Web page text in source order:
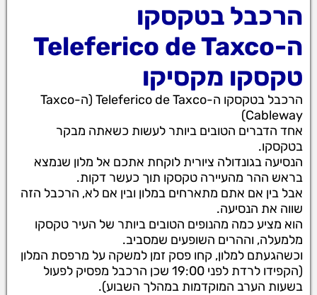
הרכבל בטקסקו
ה-Teleferico de Taxco
טקסקו מקסיקו
הרכבל בטקסקו ה-Teleferico de Taxco (ה-Taxco
Cableway)
אחד הדברים הטובים ביותר לעשות כשאתה מבקר
בטקסקו.
הנסיעה בגונדולה ציורית לוקחת אתכם אל מלון שנמצא
בראש ההר מהעיירה טקסקו תוך כעשר דקות.
אבל בין אם אתם מתארחים במלון ובין אם לא, הרכבל הזה
שווה את הנסיעה.
הוא מציע כמה מהנופים הטובים ביותר של העיר טקסקו
מלמעלה, וההרים השופעים שמסביב.
וכשהגעתם למלון, קחו פסק זמן למשקה על מרפסת המלון
(הקפידו לרדת לפני 19:00 שכן הרכבל מפסיק לפעול
בשעות הערב המוקדמות במהלך השבוע).